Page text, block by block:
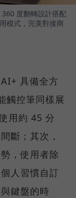
度翻轉設計搭配
模式，完美對接商
具備全方
觸控筆同樣展
用約 45 分
斷；其次，
，使用者除
人習慣自訂
鍵盤的時